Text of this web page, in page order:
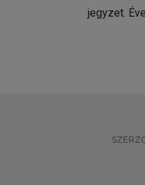
jegyzet.